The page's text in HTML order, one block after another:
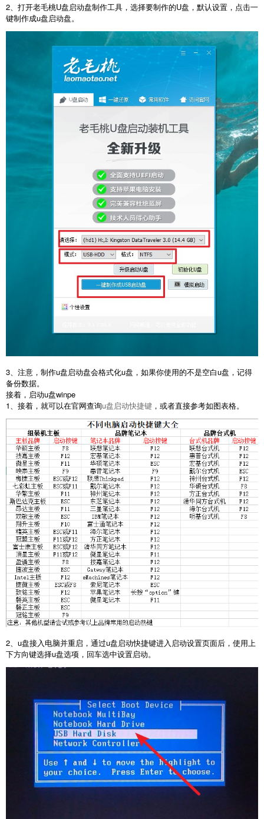
2、打开老毛桃U盘启动盘制作工具，选择要制作的U盘，默认设置，点击一
键制作成u盘启动盘。
3、注意，制作u盘启动盘会格式化u盘，如果你使用的不是空白u盘，记得
备份数据。
接着，启动u盘winpe
1、接着，就可以在官网查询u盘启动快捷键 ，或者直接参考如图表格。
2、u盘接入电脑并重启，通过u盘启动快捷键进入启动设置页面后，使用上
下方向键选择u盘选项，回车选中设置启动。